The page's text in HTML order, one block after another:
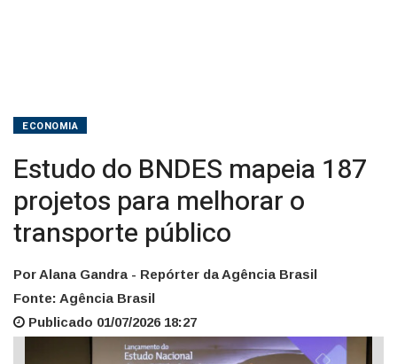
ECONOMIA
Estudo do BNDES mapeia 187
projetos para melhorar o
transporte público
Por Alana Gandra - Repórter da Agência Brasil
Fonte: Agência Brasil
Publicado 01/07/2026 18:27